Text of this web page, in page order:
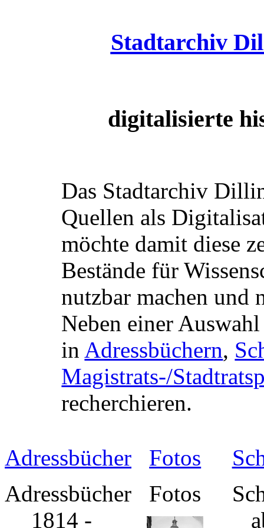
Stadtarchiv
digitalisierte
Das Stadtarchiv
Quellen als
möchte damit diese
Bestände für
nutzbar machen und
Neben einer
in Adressbüchern,
Magistrats-/
recherchieren.
Adressbücher
Adressbücher
1814 -
Fotos
Fotos